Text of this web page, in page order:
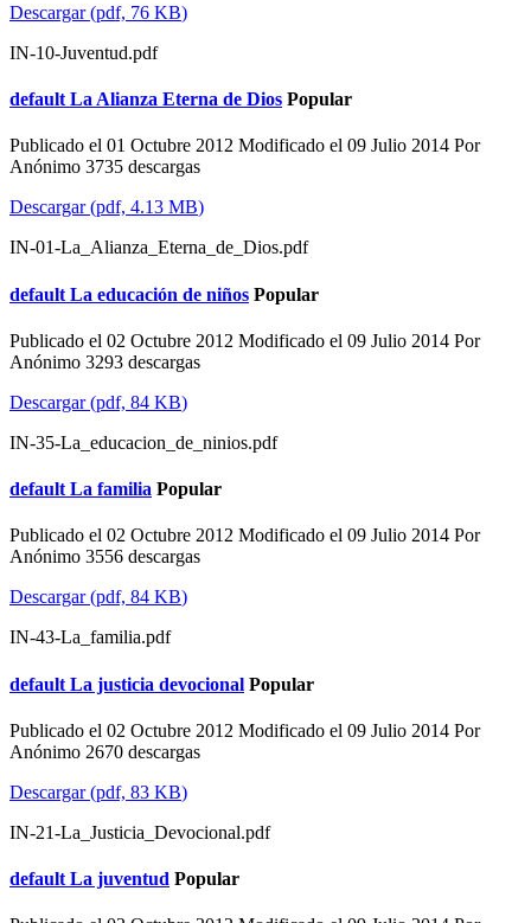
Descargar(pdf, 76 KB)
IN-10-Juventud.pdf
default La Alianza Eterna de Dios Popular
Publicado el 01 Octubre 2012 Modificado el 09 Julio 2014 Por
Anónimo 3735 descargas
Descargar(pdf, 4.13 MB)
IN-01-La_Alianza_Eterna_de_Dios.pdf
default La educación de niños Popular
Publicado el 02 Octubre 2012 Modificado el 09 Julio 2014 Por
Anónimo 3293 descargas
Descargar(pdf, 84 KB)
IN-35-La_educacion_de_ninios.pdf
default La familia Popular
Publicado el 02 Octubre 2012 Modificado el 09 Julio 2014 Por
Anónimo 3556 descargas
Descargar(pdf, 84 KB)
IN-43-La_familia.pdf
default La justicia devocional Popular
Publicado el 02 Octubre 2012 Modificado el 09 Julio 2014 Por
Anónimo 2670 descargas
Descargar(pdf, 83 KB)
IN-21-La_Justicia_Devocional.pdf
default La juventud Popular